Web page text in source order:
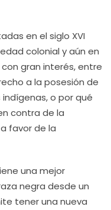
en el siglo XVI
colonial y aún en
gran interés, entre
a la posesión de
o por qué
contra de la
favor de la
una mejor
negra desde un
tener una nueva